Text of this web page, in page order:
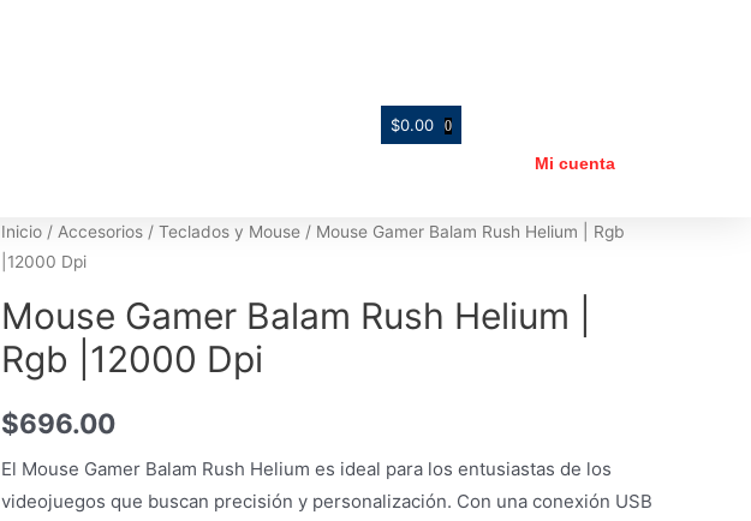
$0.00 0
Mi cuenta
Inicio / Accesorios / Teclados y Mouse / Mouse Gamer Balam Rush Helium | Rgb
|12000 Dpi
Mouse Gamer Balam Rush Helium |
Rgb |12000 Dpi
$696.00
El Mouse Gamer Balam Rush Helium es ideal para los entusiastas de los
videojuegos que buscan precisión y personalización. Con una conexión USB